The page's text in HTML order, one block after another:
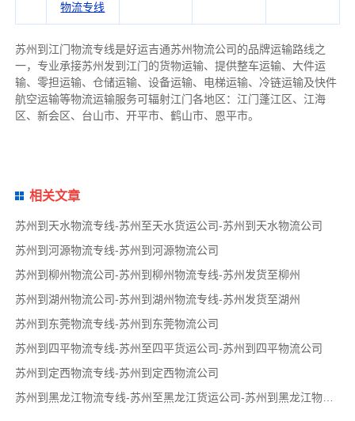
物流专线
苏州到江门物流专线是好运吉通苏州物流公司的品牌运输路线之
一，专业承接苏州发到江门的货物运输、提供整车运输、大件运
输、零担运输、仓储运输、设备运输、电梯运输、冷链运输及快件
航空运输等物流运输服务可辐射江门各地区：江门蓬江区、江海
区、新会区、台山市、开平市、鹤山市、恩平市。
相关文章
苏州到天水物流专线-苏州至天水货运公司-苏州到天水物流公司
苏州到河源物流专线-苏州到河源物流公司
苏州到柳州物流公司-苏州到柳州物流专线-苏州发货至柳州
苏州到湖州物流公司-苏州到湖州物流专线-苏州发货至湖州
苏州到东莞物流专线-苏州到东莞物流公司
苏州到四平物流专线-苏州至四平货运公司-苏州到四平物流公司
苏州到定西物流专线-苏州到定西物流公司
苏州到黑龙江物流专线-苏州至黑龙江货运公司-苏州到黑龙江物流公司